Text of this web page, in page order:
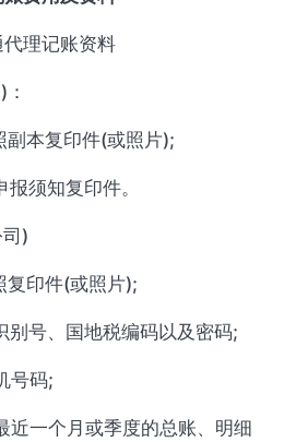
理记账资料
副本复印件(或照片);
须知复印件。
)
复印件(或照片);
别号、国地税编码以及密码;
号码;
近一个月或季度的总账、明细